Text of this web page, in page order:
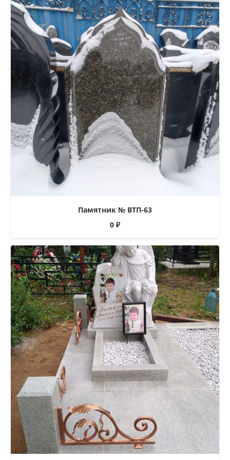
Памятник № ВТП-63
0 ₽